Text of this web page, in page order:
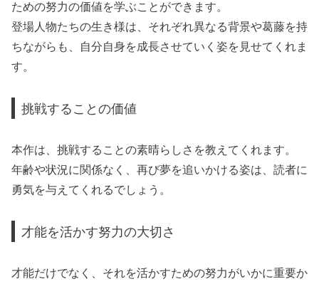
ための努力の価値を学ぶことができます。
登場人物たちの生き様は、それぞれ異なる背景や葛藤を持
ちながらも、自分自身を成長させていく姿を見せてくれま
す。
挑戦することの価値
本作は、挑戦することの素晴らしさを教えてくれます。
年齢や状況に関係なく、再び夢を追いかける姿は、読者に
勇気を与えてくれるでしょう。
才能を活かす努力の大切さ
才能だけでなく、それを活かすための努力がいかに重要か